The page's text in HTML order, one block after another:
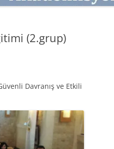
INTERDISCIPLINARY REFLECTIONS
HIZLI MODA TÜKETICILERININ
VERDIKLERI ÖNEM
PAZARLAMADA YENI USTALIK
SATMAK
(2.grup)
Davranış ve Etkili